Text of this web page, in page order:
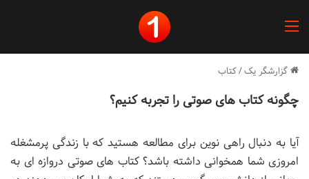
گزارشگر یک/کتاب
چگونه کتاب های صوتی را تجربه کنیم؟
آیا به دنبال راهی نوین برای مطالعه هستید که با زندگی پرمشغله
امروزی شما همخوانی داشته باشد؟ کتاب های صوتی دروازه ای به